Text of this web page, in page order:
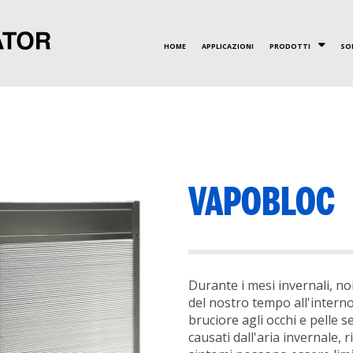
HOME APPLICAZIONI PRODOTTI
VAPOBLOC
Durante i mesi invernali,
del nostro tempo all'interno
bruciore agli occhi e pelle
causati dall'aria invernale,